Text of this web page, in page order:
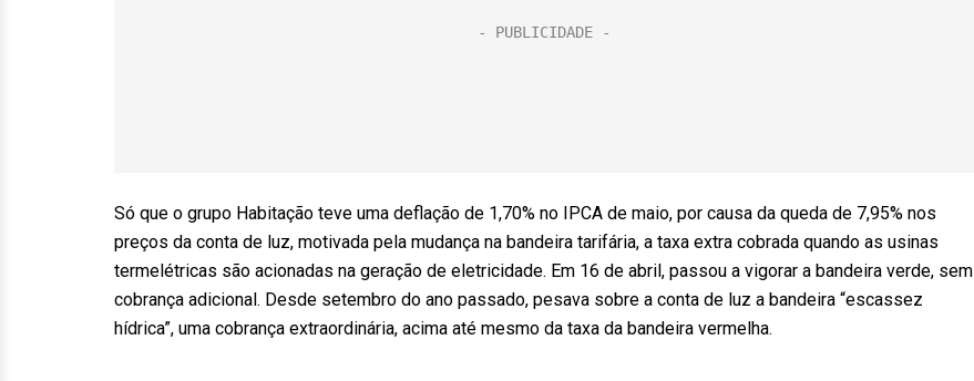
Só que o grupo Habitação teve uma deflação de 1,70% no IPCA de maio, por causa da queda de 7,95% nos
preços da conta de luz, motivada pela mudança na bandeira tarifária, a taxa extra cobrada quando as usinas
termelétricas são acionadas na geração de eletricidade. Em 16 de abril, passou a vigorar a bandeira verde, sem
cobrança adicional. Desde setembro do ano passado, pesava sobre a conta de luz a bandeira “escassez
hídrica”, uma cobrança extraordinária, acima até mesmo da taxa da bandeira vermelha.